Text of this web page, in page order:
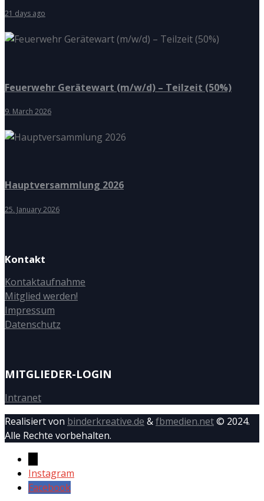
21 days ago
Feuerwehr Gerätewart (m/w/d) – Teilzeit (50%)
9. March 2026
Hauptversammlung 2026
25. January 2026
Kontakt
Kontaktaufnahme
Mitglied werden!
Impressum
Datenschutz
MITGLIEDER-LOGIN
Intranet
Realisiert von binderkreative.de &fbmedien.net© 2024.
Alle Rechte vorbehalten.
Instagram
Facebook